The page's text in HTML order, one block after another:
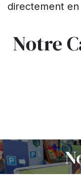
directement en
Notre